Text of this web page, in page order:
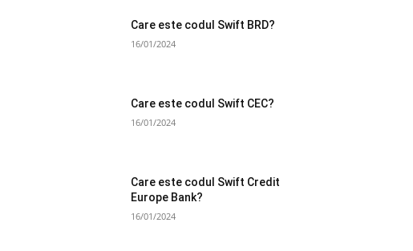
Care este codul Swift BRD?
16/01/2024
Care este codul Swift CEC?
16/01/2024
Care este codul Swift Credit
Europe Bank?
16/01/2024